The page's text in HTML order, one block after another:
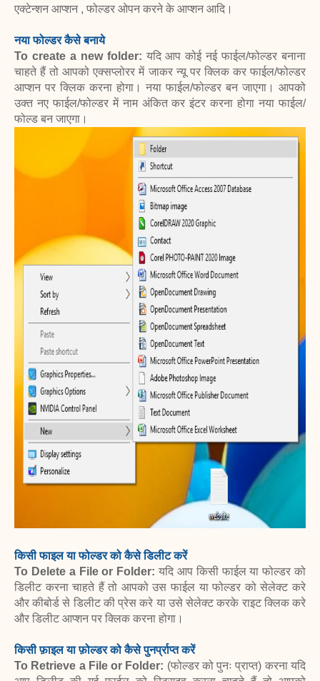
एक्टेन्शन आप्शन , फोल्डर ओपन करने के आप्शन आदि।
नया फोल्डर कैसे बनाये
To create a new folder: यदि आप कोई नई फाईल/फोल्डर बनाना
चाहते हैं तो आपको एक्सप्लोरर में जाकर न्यू पर क्लिक कर फाईल/फोल्डर
आप्शन पर क्लिक करना होगा। नया फाईल/फोल्डर बन जाएगा। आपको
उक्त नए फाईल/फोल्डर में नाम अंकित कर इंटर करना होगा नया फाईल/
फोल्ड बन जाएगा।
किसी फाइल या फोल्डर को कैसे डिलीट करें
To Delete a File or Folder: यदि आप किसी फाईल या फोल्डर को
डिलीट करना चाहते हैं तो आपको उस फाईल या फोल्डर को सेलेक्ट करे
और कीबोर्ड से डिलीट की प्रेस करे या उसे सेलेक्ट करके राइट क्लिक करे
और डिलीट आप्शन पर क्लिक करना होगा।
किसी फ़ाइल या फ़ोल्डर को कैसे पुनर्प्राप्त करें
To Retrieve a File or Folder: (फोल्डर को पुनः प्राप्त) करना यदि